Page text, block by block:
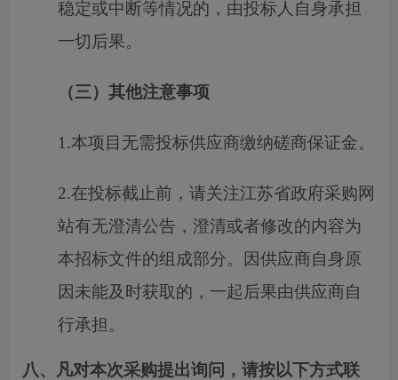
稳定或中断等情况的，由投标人自身承担
一切后果。
（三） 其他注意事项
1.本项目无需投标供应商缴纳磋商保证金。
2.在投标截止前，请关注江苏省政府采购网
站有无澄清公告，澄清或者修改的内容为
本招标文件的组成部分。
因供应商自身原
因未能及时获取的，一起后果由供应商自
行承担。
八、凡对本次采购提出询问，请按以下方式联